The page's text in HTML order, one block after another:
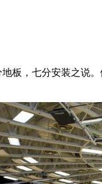
，七分安装之说。